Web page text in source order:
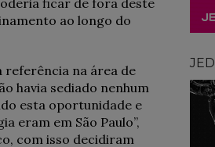
ao longo do
referência na área de
havia sediado nenhum
esta oportunidade e
eram em São Paulo”,
com isso decidiram